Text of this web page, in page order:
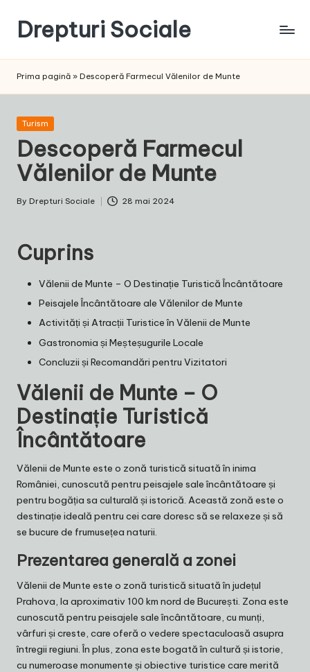
content
Drepturi Sociale
Sociale:
Ta,
Schimbarea
Noastră!
Prima pagină » Descoperă Farmecul Vălenilor de Munte
Posted
Turism
Descoperă Farmecul
Vălenilor de Munte
Posted
By Drepturi Sociale 28 mai 2024
Cuprins
Vălenii de Munte – O Destinație Turistică Încântătoare
Peisajele Încântătoare ale Vălenilor de Munte
Activități și Atracții Turistice în Vălenii de Munte
Gastronomia și Meșteșugurile Locale
Concluzii și Recomandări pentru Vizitatori
Vălenii de Munte – O
Destinație Turistică
Încântătoare
Vălenii de Munte este o zonă turistică situată în inima
României, cunoscută pentru peisajele sale încântătoare și
pentru bogăția sa culturală și istorică. Această zonă este o
destinație ideală pentru cei care doresc să se relaxeze și să
se bucure de frumusețea naturii.
Prezentarea generală a zonei
Vălenii de Munte este o zonă turistică situată în județul
Prahova, la aproximativ 100 km nord de București. Zona este
cunoscută pentru peisajele sale încântătoare, cu munți,
vârfuri și creste, care oferă o vedere spectaculoasă asupra
întregii regiuni. În plus, zona este bogată în cultură și istorie,
cu numeroase monumente și obiective turistice care merită